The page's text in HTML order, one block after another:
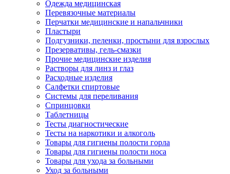
Одежда медицинская
Перевязочные материалы
Перчатки медицинские и напальчники
Пластыри
Подгузники, пеленки, простыни для взрослых
Презервативы, гель-смазки
Прочие медицинские изделия
Растворы для линз и глаз
Расходные изделия
Салфетки спиртовые
Системы для переливания
Спринцовки
Таблетницы
Тесты диагностические
Тесты на наркотики и алкоголь
Товары для гигиены полости горла
Товары для гигиены полости носа
Товары для ухода за больными
Уход за больными